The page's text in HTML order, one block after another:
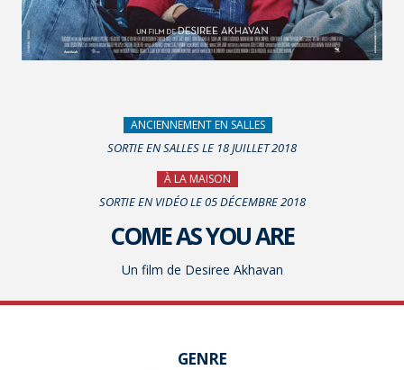
ANCIENNEMENT EN SALLES
SORTIE EN SALLES LE 18 JUILLET 2018
À LA MAISON
SORTIE EN VIDÉO LE 05 DÉCEMBRE 2018
COME AS YOU ARE
Un film de Desiree Akhavan
GENRE